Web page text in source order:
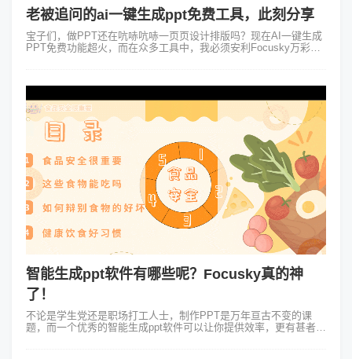
老被追问的ai一键生成ppt免费工具，此刻分享
宝子们，做PPT还在吭哧吭哧一页页设计排版吗？现在AI一键生成
PPT免费功能超火，而在众多工具中，我必须安利Focusky万彩演
智能生成ppt软件有哪些呢？Focusky真的神
了！
不论是学生党还是职场打工人士，制作PPT是万年亘古不变的课
题，而一个优秀的智能生成ppt软件可以让你提供效率，更有甚者让